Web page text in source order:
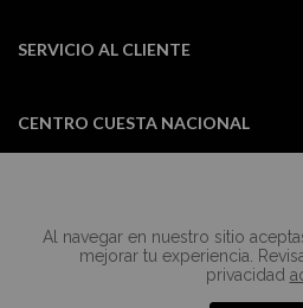
Al navegar en nuestro sitio
mejorar tu experiencia.
privacidad
SERVICIO AL CLIENTE
CENTRO CUESTA NACIONAL
Todos los derechos
Cuesta